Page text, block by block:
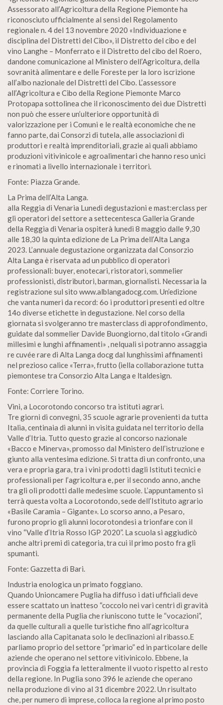
Assessorato all’Agricoltura della Regione Piemonte ha
riconosciuto ufficialmente al sensi del Regolamento
regionale n. 4 del 13 novembre 2020 «Individuazione e
disciplina del Distretti del Cibo», il Distretto del cibo e del
vino Langhe – Monferrato e il Distretto del cibo del Roero,
dandone comunicazione al Ministero dell’Agricoltura, della
sovranità alimentare e delle Foreste per la loro iscrizione
all’albo nazionale del Distretti del Cibo. L’assessore
all’Agricoltura e Cibo della Regione Piemonte Marco
Protopapa sottolinea che il riconoscimento dei due Distretti
non può che essere un’ulteriore opportunità di
valorizzazione per i Comuni e le realtà economiche che ne
fanno parte, dai Consorzi di tutela, alle associazioni di
produttori e realtà imprenditoriali, grazie ai quali abbiamo
produzioni vitivinicole e agroalimentari che hanno reso unici
e rinomati a livello internazionale i territori.
Fonte: Piazza Grande.
La Prima dell’Alta Langa.
alla Reggia di Venaria Lunedì degustazioni e mast:erclass per
gli operatori del settore a settecentesca Galleria Grande
della Reggia di Venaria ospiterà lunedì 8 maggio dalle 9,30
alle 18,30 la quinta edizione de La Prima dell’Alta Langa
2023. L’annuale degustazione organizzata dal Consorzio
Alta Langa è riservata ad un pubblico di operatori
professionali: buyer, enotecari, ristoratori, sommelier
professionisti, distributori, barman, giornalisti. Necessaria la
registrazione sul sito www.alblangadocg.com. Un’edizione
che vanta numeri da record: 6o i produttori presenti ed oltre
14o diverse etichette in degustazione. Nel corso della
giornata si svolgeranno tre masterclass di approfondimento,
guidate dal sommelier Davide Buongiorno, dal titolo «Grandi
millesimi e lunghi affinamenti» , nelquali si potranno assaggia
re cuvée rare di Alta Langa docg dal lunghissimi affinamenti
nel prezioso calice «Terra», frutto (iella collaborazione tutta
piemontese tra Consorzio Alta Langa e ltaldesign.
Fonte: Corriere Torino.
Vini, a Locorotondo concorso tra istituti agrari.
Tre giorni di convegni, 35 scuole agrarie provenienti da tutta
Italia, centinaia di alunni in visita guidata nel territorio della
Valle d’Itria. Tutto questo grazie al concorso nazionale
«Bacco e Minerva», promosso dal Ministero dell’istruzione e
giunto alla ventesima edizione. Si tratta di un confronto, una
vera e propria gara, tra i vini prodotti dagli Istituti tecnici e
professionali per l’agricoltura e, per il secondo anno, anche
tra gli oli prodotti dalle medesime scuole. L’appuntamento si
terrà questa volta a Locorotondo, sede dell’Istituto agrario
«Basile Caramia – Gigante». Lo scorso anno, a Pesaro,
furono proprio gli alunni locorotondesi a trionfare con il
vino “Valle d’Itria Rosso IGP 2020”. La scuola si aggiudicò
anche altri premi di categoria, tra cui il primo posto fra gli
spumanti.
Fonte: Gazzetta di Bari.
Industria enologica un primato foggiano.
Quando Unioncamere Puglia ha diffuso i dati ufficiali deve
essere scattato un inatteso “coccolo nei vari centri di gravità
permanente della Puglia che riuniscono tutte le “vocazioni”,
da quelle culturali a quelle turistiche fino all’agricoltura
lasciando alla Capitanata solo le declinazioni al ribasso.E
parliamo proprio del settore “primario” ed in particolare delle
aziende che operano nel settore vitivinicolo. Ebbene, la
provincia di Foggia fa letteralmente il vuoto rispetto al resto
della regione. In Puglia sono 396 le aziende che operano
nella produzione di vino al 31 dicembre 2022. Un risultato
che, per numero di imprese, colloca la regione al primo posto